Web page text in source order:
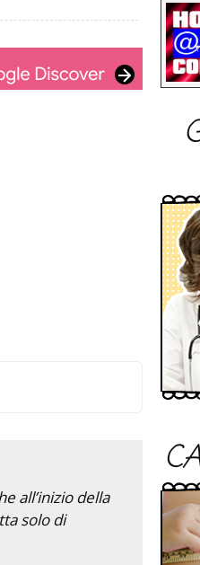
all’inizio della
solo di